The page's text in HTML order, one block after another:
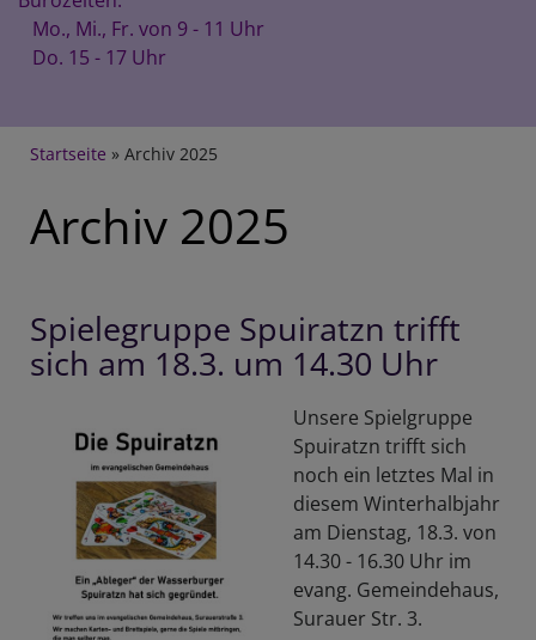
Mo., Mi., Fr. von 9 - 11 Uhr
Do. 15 - 17 Uhr
Breadcrumb
Startseite Archiv 2025
Archiv 2025
Spielegruppe Spuiratzn trifft
sich am 18.3. um 14.30 Uhr
Unsere Spielgruppe
Spuiratzn trifft sich
noch ein letztes Mal in
diesem Winterhalbjahr
am Dienstag, 18.3. von
14.30 - 16.30 Uhr im
evang. Gemeindehaus,
Surauer Str. 3.